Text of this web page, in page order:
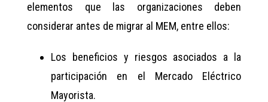
elementos que las organizaciones deben
considerar antes de migrar al MEM, entre ellos:
Los beneficios y riesgos asociados a la
participación en el Mercado Eléctrico
Mayorista.